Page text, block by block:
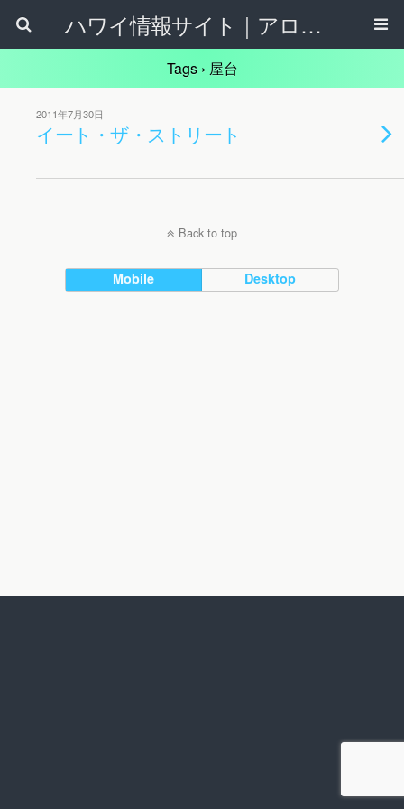
ハワイ情報サイト｜アロハタウンネット
Tags › 屋台
2011年7月30日
イート・ザ・ストリート
Back to top
Mobile Desktop